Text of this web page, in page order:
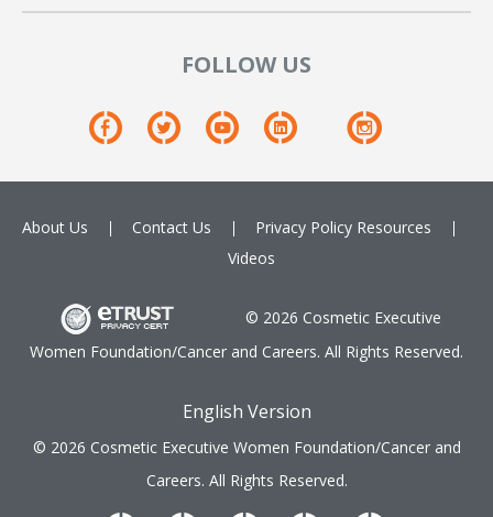
FOLLOW US
About Us Contact Us Privacy Policy Resources
Videos
© 2026 Cosmetic Executive
Women Foundation/Cancer and Careers. All Rights Reserved.
English Version
© 2026 Cosmetic Executive Women Foundation/Cancer and
Careers. All Rights Reserved.